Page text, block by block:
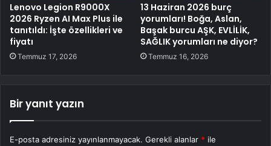
Lenovo Legion R9000X
2026 Ryzen AI Max Plus ile
tanıtıldı: İşte özellikleri ve
fiyatı
Temmuz 17, 2026
13 Haziran 2026 burç
yorumları! Boğa, Aslan,
Başak burcu AŞK, EVLİLİK,
SAĞLIK yorumları ne diyor?
Temmuz 16, 2026
Bir yanıt yazın
E-posta adresiniz yayınlanmayacak. Gerekli alanlar * ile